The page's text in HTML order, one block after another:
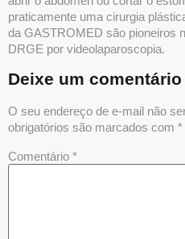
praticamente uma cirurgia
da GASTROMED são pioneiros
DRGE por videolaparoscopia.
Deixe um comentário
O seu endereço de e-mail não
obrigatórios são marcados com *
Comentário *